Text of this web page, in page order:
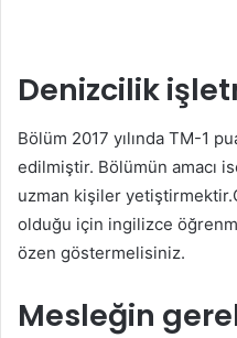
Denizcilik
Bölüm 2017 yılında TM-1
edilmiştir. Bölümün amacı
uzman kişiler
olduğu için ingilizce
özen göstermelisiniz.
Mesleğin